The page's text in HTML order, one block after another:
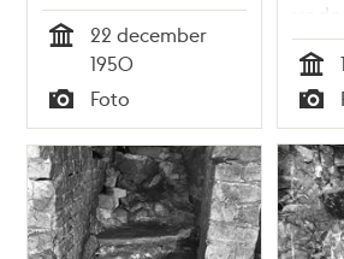
22 december
1950
Typ
Foto Tid
Typ